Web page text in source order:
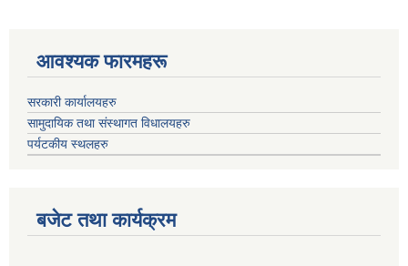
आवश्यक फारमहरू
सरकारी कार्यालयहरु
सामुदायिक तथा संस्थागत विधालयहरु
पर्यटकीय स्थलहरु
बजेट तथा कार्यक्रम